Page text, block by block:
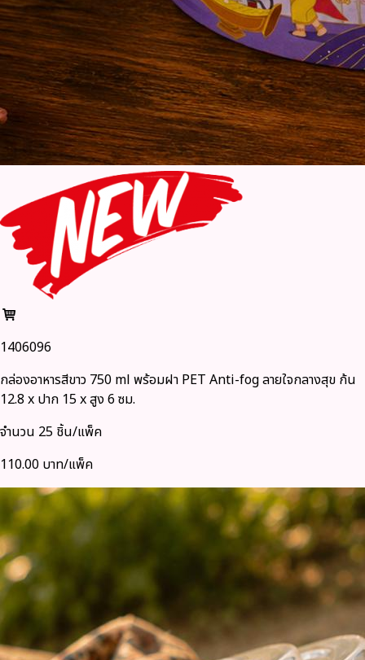
1406096
กล่องอาหารสีขาว 750 ml พร้อมฝา PET Anti-fog ลายใจกลางสุข ก้น
12.8 x ปาก 15 x สูง 6 ซม.
จำนวน 25 ชิ้น/แพ็ค
110.00 บาท/แพ็ค